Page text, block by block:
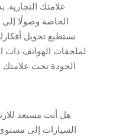
علامتك التجارية.
الخاصة وصولًا
نستطيع تحويل
لملحقات الهواتف ذات
الجودة تحت علامتك
هل أنت مستعد
السيارات إلى